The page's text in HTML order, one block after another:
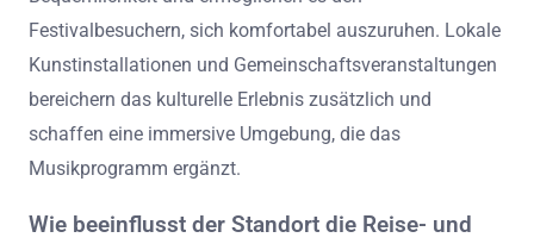
Festivalbesuchern, sich komfortabel auszuruhen. Lokale
Kunstinstallationen und Gemeinschaftsveranstaltungen
bereichern das kulturelle Erlebnis zusätzlich und
schaffen eine immersive Umgebung, die das
Musikprogramm ergänzt.
Wie beeinflusst der Standort die Reise- und